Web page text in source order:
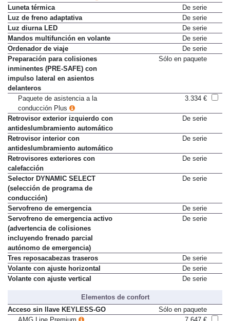
AMG Line Premium Plus
12.366 €
Luneta térmica
De serie
Luz de freno adaptativa
De serie
Luz diurna LED
De serie
Mandos multifunción en volante
De serie
Ordenador de viaje
De serie
Preparación para colisiones
inminentes (PRE-SAFE) con
impulso lateral en asientos
delanteros
Paquete de asistencia a la
conducción Plus
Retrovisor exterior izquierdo con
antideslumbramiento automático
Retrovisor interior con
antideslumbramiento automático
Retrovisores exteriores con
calefacción
Selector DYNAMIC SELECT
(selección de programa de
conducción)
Servofreno de emergencia
De serie
Servofreno de emergencia activo
(advertencia de colisiones
incluyendo frenado parcial
autónomo de emergencia)
Tres reposacabezas traseros
De serie
Volante con ajuste horizontal
De serie
Elementos de confort
Acceso sin llave KEYLESS-GO
Sólo en paquete